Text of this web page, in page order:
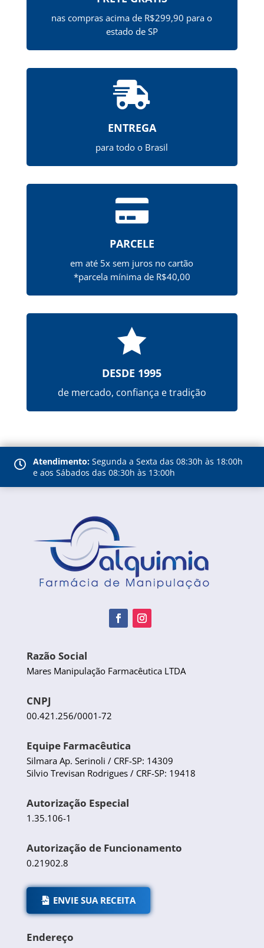
nas compras acima de R$299,90 para o
estado de SP

ENTREGA
para todo o Brasil

PARCELE
em até 5x sem juros no cartão
*parcela mínima de R$40,00

DESDE 1995
de mercado, confiança e tradição
 Atendimento: Segunda a Sexta das 08:30h às 18:00h
e aos Sábados das 08:30h às 13:00h
Razão Social
Mares Manipulação Farmacêutica LTDA
CNPJ
00.421.256/0001-72
Equipe Farmacêutica
Silmara Ap. Serinoli / CRF-SP: 14309
Silvio Trevisan Rodrigues / CRF-SP: 19418
Autorização Especial
1.35.106-1
Autorização de Funcionamento
0.21902.8
ENVIE SUA RECEITA
Endereço